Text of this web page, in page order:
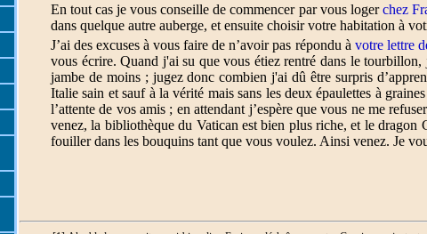
En tout cas je vous conseille de commencer par vous logerchez
dans quelque autre auberge, et ensuite choisir votre habitation à
J’ai des excuses à vous faire de n’avoir pas répondu à votre lettre
vous écrire. Quand j'ai su que vous étiez rentré dans le
jambe de moins ; jugez donc combien j'ai dû être surpris
Italie sain et sauf à la vérité mais sans les deux épaulettes à
l’attente de vos amis ; en attendant j’espère que vous ne me
venez, la bibliothèque du Vatican est bien plus riche, et le
fouiller dans les bouquins tant que vous voulez. Ainsi venez. Je